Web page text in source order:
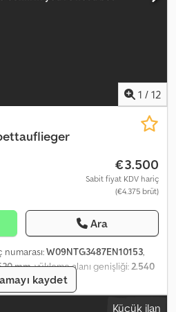
1 / 12
€3.500
Sabit fiyat KDV hariç
(€4.375 brüt)
Ara
W09NTG3487EN10153,
mm, yükleme alanı genişliği:2.540
2.700 mm, Üretim yılı:
Arka kısımda hava süspansiyonu -
Küçük ilan
kaydet